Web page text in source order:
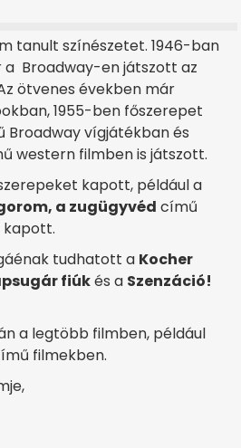
tanult színészetet. 1946-ban
a Broadway-en játszott az
ötvenes években már
1955-ben főszerepet
Broadway vígjátékban és
western filmben is játszott.
kapott, például a
a zugügyvéd című
kapott.
tudhatott a Kocher
fiúkés a Szenzáció!
a legtöbb filmben, például
filmekben.